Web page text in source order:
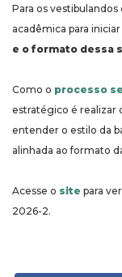
Para os
acadêmica para
e o formato dessa
Como o processo
estratégico é realizar
entender o estilo da
alinhada ao formato
Acesse o site para
2026-2.